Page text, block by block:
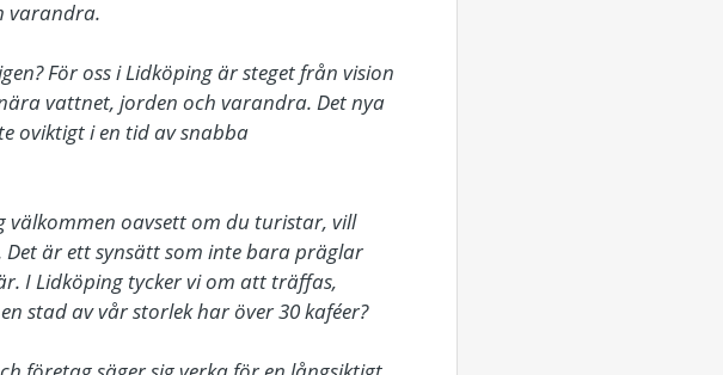
varandra.
För oss i Lidköping är steget från vision
vattnet, jorden och varandra. Det nya
oviktigt i en tid av snabba
välkommen oavsett om du turistar, vill
är ett synsätt som inte bara präglar
I Lidköping tycker vi om att träffas,
stad av vår storlek har över 30 kaféer?